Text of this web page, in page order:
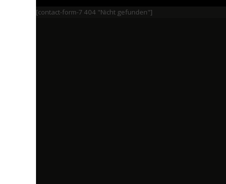
[contact-form-7 404 "Nicht gefunden"]